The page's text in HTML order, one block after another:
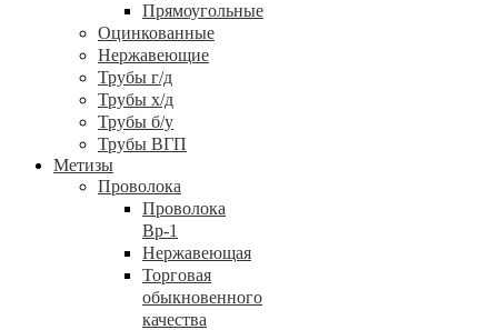
Прямоугольные
Оцинкованные
Нержавеющие
Трубы г/д
Трубы х/д
Трубы б/у
Трубы ВГП
Метизы
Проволока
Проволока
Вр-1
Нержавеющая
Торговая
обыкновенного
качества